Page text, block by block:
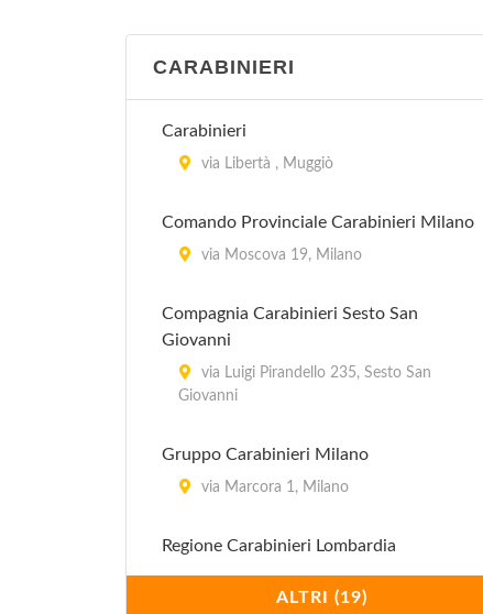
Ufficio Relazioni con il Pubblico -
piazzale Giovanni dalle Bande Nere 3,
CARABINIERI
Carabinieri
via Libertà , Muggiò
Comando Provinciale Carabinieri Milano
via Moscova 19, Milano
Compagnia Carabinieri Sesto San
Giovanni
via Luigi Pirandello 235, Sesto San
Giovanni
Gruppo Carabinieri Milano
via Marcora 1, Milano
Regione Carabinieri Lombardia
via Moscova 19, Milano
ALTRI (19)